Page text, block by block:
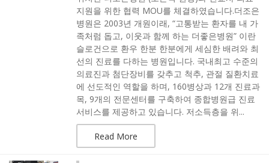
지원을 위한 협력 MOU를 체결하였습니다.​더조은
병원은 2003년 개원이래, “고통받는 환자를 내 가
족처럼 돕고, 이웃과 함께 하는 더좋은병원” 이란
슬로건으로 환우 한분 한분에게 세심한 배려와 최
선의 진료를 다하는 병원입니다. 국내최고 수준의
의료진과 첨단장비를 갖추고 척추, 관절 질환치료
에 선도적인 역할을 하며, 160병상과 12개 진료과
목, 9개의 전문센터를 구축하여 종합병원급 진료
서비스를 제공하고 있습니다. 저소득층을 위...
Read More